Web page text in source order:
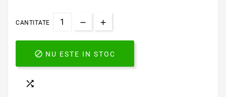
CANTITATE
 NU ESTE IN STOC
